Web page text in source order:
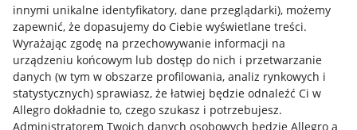
innymi unikalne identyfikatory, dane przeglądarki), możemy
zapewnić, że dopasujemy do Ciebie wyświetlane treści.
Wyrażając zgodę na przechowywanie informacji na
urządzeniu końcowym lub dostęp do nich i przetwarzanie
danych (w tym w obszarze profilowania, analiz rynkowych i
statystycznych) sprawiasz, że łatwiej będzie odnaleźć Ci w
Allegro dokładnie to, czego szukasz i potrzebujesz.
Administratorem Twoich danych osobowych będzie Allegro a